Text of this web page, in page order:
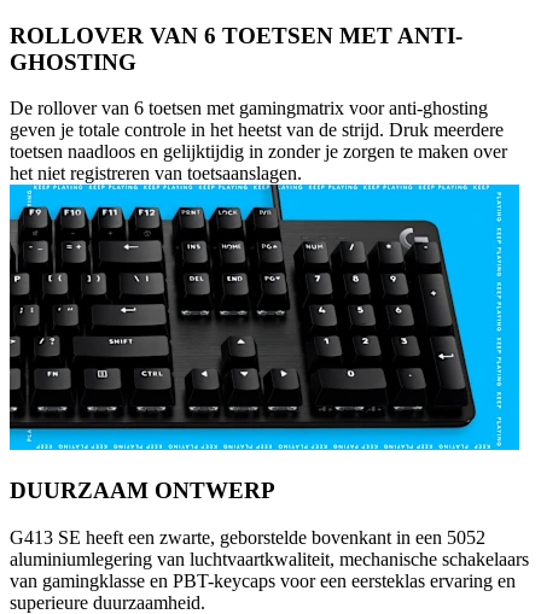
ROLLOVER VAN 6 TOETSEN MET ANTI-
GHOSTING
De rollover van 6 toetsen met gamingmatrix voor anti-ghosting
geven je totale controle in het heetst van de strijd. Druk meerdere
toetsen naadloos en gelijktijdig in zonder je zorgen te maken over
het niet registreren van toetsaanslagen.
DUURZAAM ONTWERP
G413 SE heeft een zwarte, geborstelde bovenkant in een 5052
aluminiumlegering van luchtvaartkwaliteit, mechanische schakelaars
van gamingklasse en PBT-keycaps voor een eersteklas ervaring en
superieure duurzaamheid.